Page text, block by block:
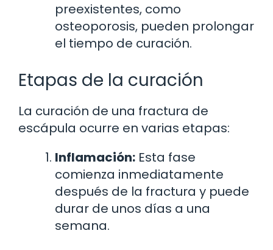
preexistentes, como
osteoporosis, pueden prolongar
el tiempo de curación.
Etapas de la curación
La curación de una fractura de
escápula ocurre en varias etapas:
Inflamación: Esta fase
comienza inmediatamente
después de la fractura y puede
durar de unos días a una
semana.